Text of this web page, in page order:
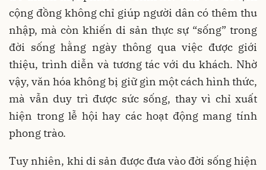
cộng đồng không chỉ giúp người dân có thêm thu
nhập, mà còn khiến di sản thực sự “sống” trong
đời sống hằng ngày thông qua việc được giới
thiệu, trình diễn và tương tác với du khách. Nhờ
vậy, văn hóa không bị giữ gìn một cách hình thức,
mà vẫn duy trì được sức sống, thay vì chỉ xuất
hiện trong lễ hội hay các hoạt động mang tính
phong trào.
Tuy nhiên, khi di sản được đưa vào đời sống hiện